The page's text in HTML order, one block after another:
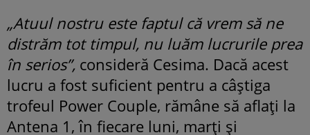
„Atuul nostru este faptul că vrem să ne
distrăm tot timpul, nu luăm lucrurile prea
în serios”, consideră Cesima. Dacă acest
lucru a fost suficient pentru a câștiga
trofeul Power Couple, rămâne să aflați la
Antena 1, în fiecare luni, marți și